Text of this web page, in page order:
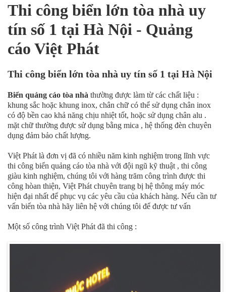
Thi công biển lớn tòa nhà uy
tín số 1 tại Hà Nội - Quảng
cáo Việt Phát
Thi công biển lớn tòa nhà uy tín số 1 tại Hà Nội
Biển quảng cáo tòa nhà thường được làm từ các chất liệu :
khung sắc hoặc khung inox, chân chữ có thể sử dụng chân inox
có độ bền cao khả năng chịu nhiệt tốt, hoặc sử dụng chân alu .
mặt chữ thường được sử dụng bằng mica , hệ thống đèn chuyên
dụng đảm bảo chất lượng.
Việt Phát là đơn vị đã có nhiều năm kinh nghiệm trong lĩnh vực
thi công biển quảng cáo tòa nhà với đội ngũ kỹ thuật , thi công
giàu kinh nghiệm, chúng tôi với hàng trăm công trình được thi
công hòan thiện, Việt Phát chuyên trang bị hệ thông máy móc
hiện đại nhất để phục vụ các yêu cầu của khách hàng. Nếu cần tư
vấn biển tòa nhà hãy liên hệ với chúng tôi để được tư vấn
Một số công trình Việt Phát đã thi công :